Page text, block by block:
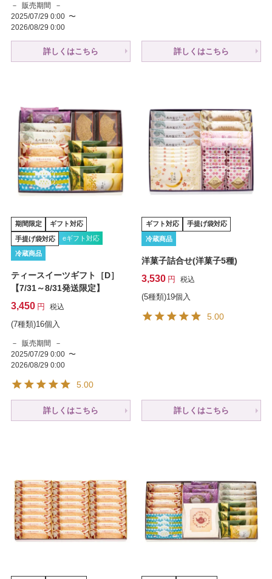
販売期間
2025/07/29 0:00 〜
2026/08/29 0:00
詳しくはこちら 詳しくはこちら
期間限定 ギフト対応
手提げ袋対応 eギフト対応
冷蔵商品
ティースイーツギフト［D］
【7/31～8/31発送限定】
3,450 税込
(7種類)16個入
販売期間
2025/07/29 0:00 〜
2026/08/29 0:00
5.00
詳しくはこちら
ギフト対応 手提げ袋対応
冷蔵商品
洋菓子詰合せ(洋菓子5種)
3,530 税込
(5種類)19個入
5.00
詳しくはこちら